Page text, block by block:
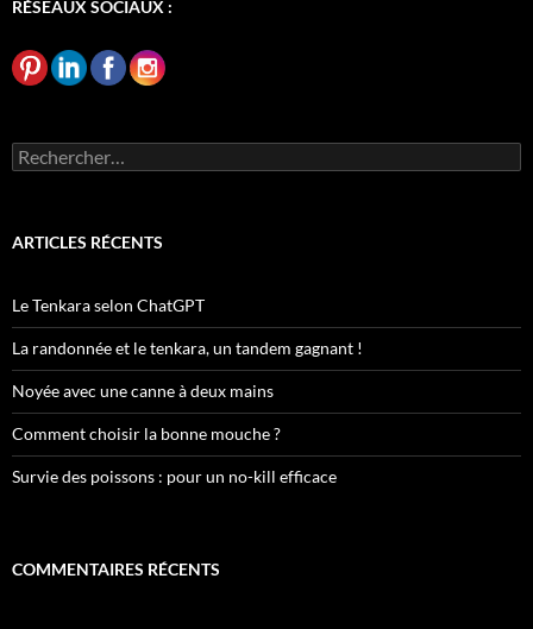
RÉSEAUX SOCIAUX :
Rechercher :
ARTICLES RÉCENTS
Le Tenkara selon ChatGPT
La randonnée et le tenkara, un tandem gagnant !
Noyée avec une canne à deux mains
Comment choisir la bonne mouche ?
Survie des poissons : pour un no-kill efficace
COMMENTAIRES RÉCENTS